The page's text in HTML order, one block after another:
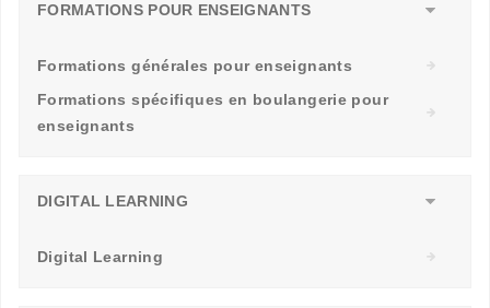
FORMATIONS POUR ENSEIGNANTS
Formations générales pour enseignants
Formations spécifiques en boulangerie pour
enseignants
DIGITAL LEARNING
Digital Learning